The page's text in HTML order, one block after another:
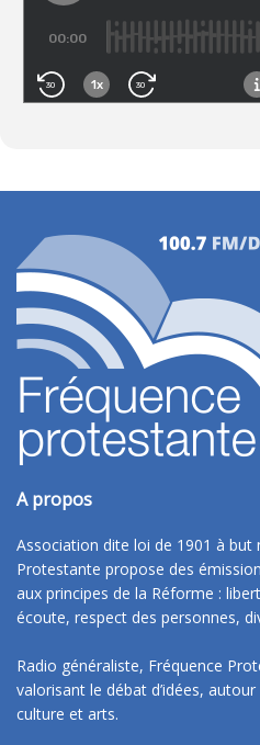
A propos
Association dite loi de 1901 à but
Protestante propose des
aux principes de la Réforme :
écoute, respect des personnes,
Radio généraliste, Fréquence
valorisant le débat d’idées,
culture et arts.